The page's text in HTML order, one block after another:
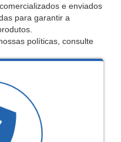
e enviados
para garantir a
políticas, consulte